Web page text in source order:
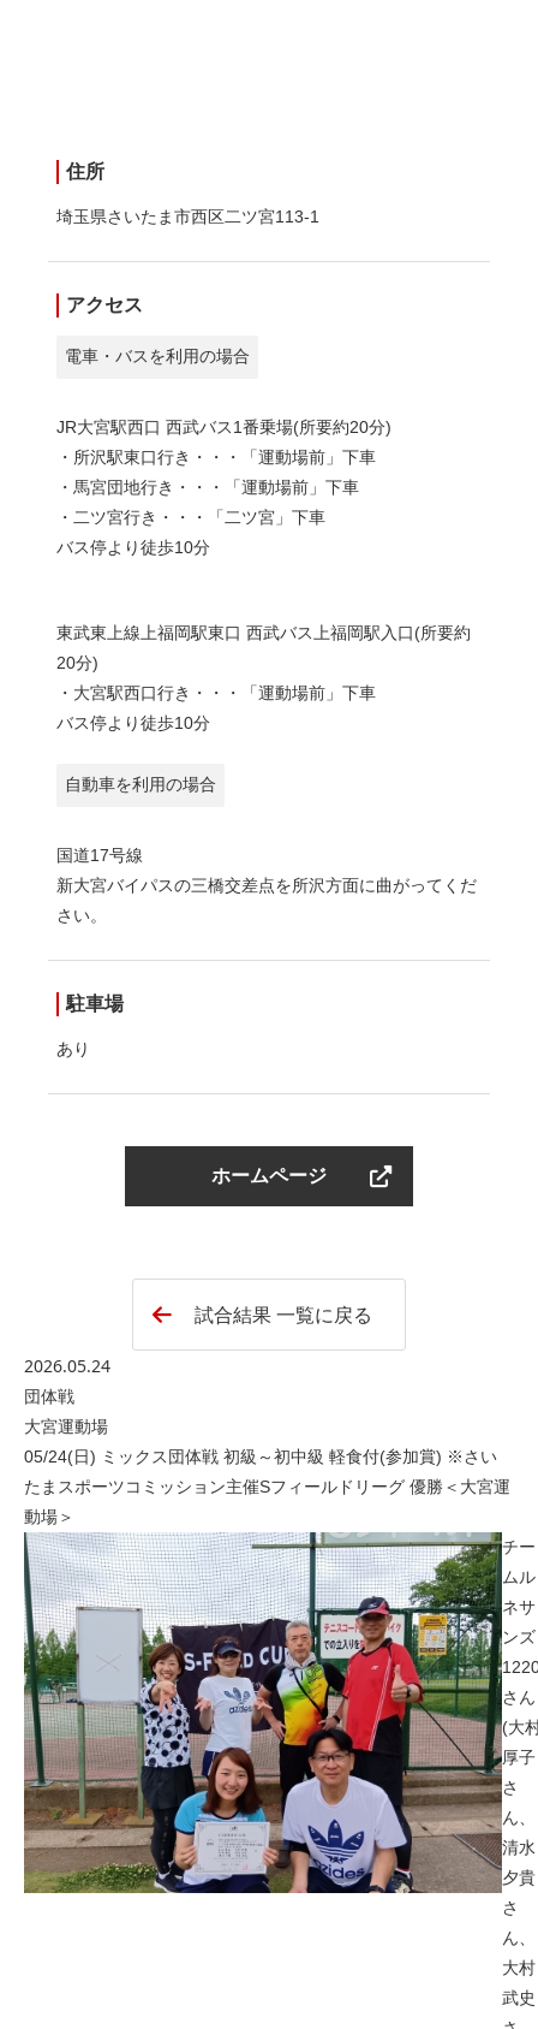
住所
埼玉県さいたま市西区二ツ宮113-1
アクセス
電車・バスを利用の場合
JR大宮駅西口 西武バス1番乗場(所要約20分)
・所沢駅東口行き・・・「運動場前」下車
・馬宮団地行き・・・「運動場前」下車
・二ツ宮行き・・・「二ツ宮」下車
バス停より徒歩10分
東武東上線上福岡駅東口 西武バス上福岡駅入口(所要約
20分)
・大宮駅西口行き・・・「運動場前」下車
バス停より徒歩10分
自動車を利用の場合
国道17号線
新大宮バイパスの三橋交差点を所沢方面に曲がってくだ
さい。
駐車場
あり
ホームページ
試合結果 一覧に戻る
2026.05.24
団体戦
大宮運動場
05/24(日) ミックス団体戦 初級～初中級 軽食付(参加賞) ※さい
たまスポーツコミッション主催Sフィールドリーグ 優勝＜大宮運
動場＞
チー
ムル
ネサ
ンズ
さん
(大
厚子
さ
ん、
清水
夕貴
さ
ん、
大村
武史